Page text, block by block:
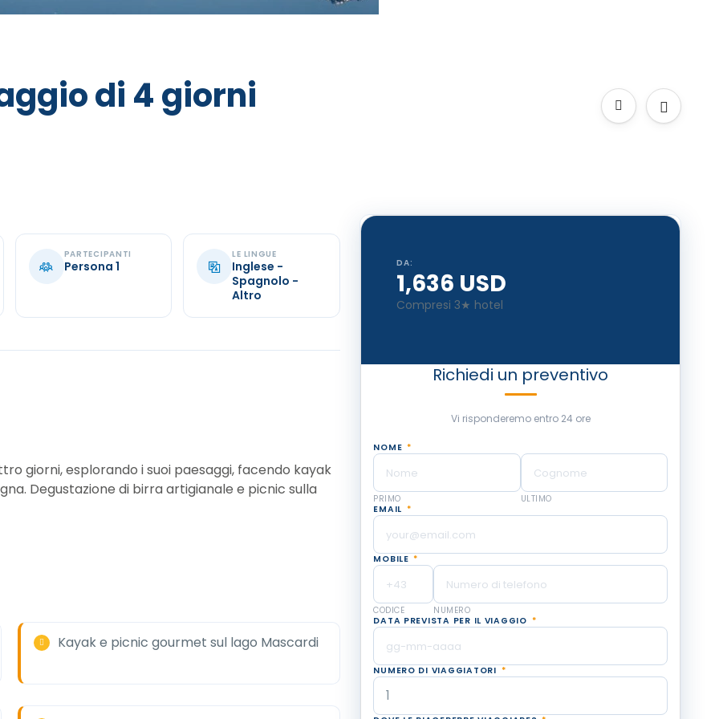
di 4 giorni
PARTECIPANTI
Persona 1
LE LINGUE
Inglese -
Spagnolo -
Altro
giorni, esplorando i suoi paesaggi, facendo kayak
Degustazione di birra artigianale e picnic sulla
Kayak e picnic gourmet sul lago Mascardi
DA:
1,636 USD
Compresi 3★ hotel
Richiedi un preventivo
Vi risponderemo entro 24 ore
NOME *
PRIMO
ULTIMO
EMAIL *
MOBILE *
CODICE
NUMERO
DATA PREVISTA PER IL VIAGGIO *
NUMERO DI VIAGGIATORI *